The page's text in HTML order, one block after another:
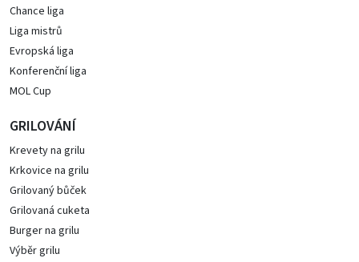
Chance liga
Liga mistrů
Evropská liga
Konferenční liga
MOL Cup
GRILOVÁNÍ
Krevety na grilu
Krkovice na grilu
Grilovaný bůček
Grilovaná cuketa
Burger na grilu
Výběr grilu